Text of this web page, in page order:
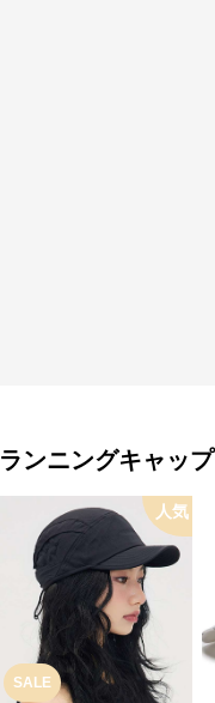
ランニングキャップ
SALE
人気